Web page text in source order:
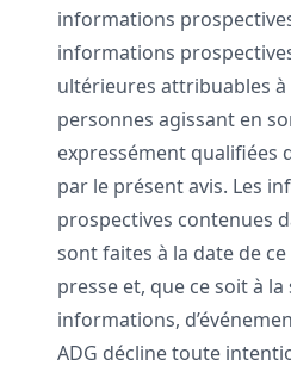
informations
informations
ultérieures attribuables à
personnes agissant en
expressément qualifiées
par le présent avis. Les
prospectives contenues
sont faites à la date de
presse et, que ce soit à
informations,
ADG décline toute